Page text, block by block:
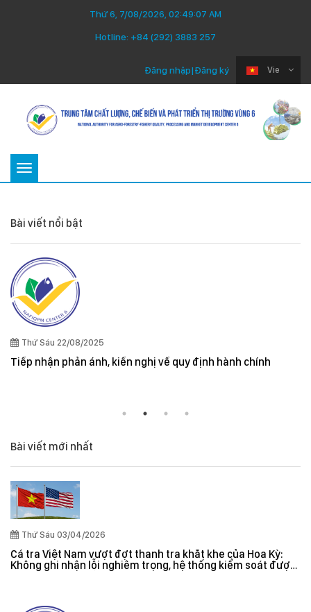
Thứ 6, 7/08/2026, 02:49:07 AM
Hotline: +84 (292) 3883 257
Vie
Đăng nhập|Đăng ký
Toggle
Bài viết nổi bật
Thứ Sáu 22/08/2025
Tiếp nhận phản ánh, kiến nghị về quy định hành chính
Bài viết mới nhất
Thứ Sáu 03/04/2026
Cá tra Việt Nam vượt đợt thanh tra khắt khe của Hoa Kỳ:
Không ghi nhận lỗi nghiêm trọng, hệ thống kiểm soát được